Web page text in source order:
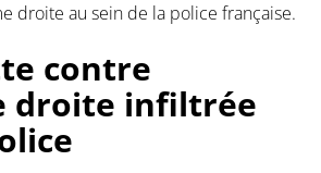
droite au sein de la police française.
contre
droite infiltrée